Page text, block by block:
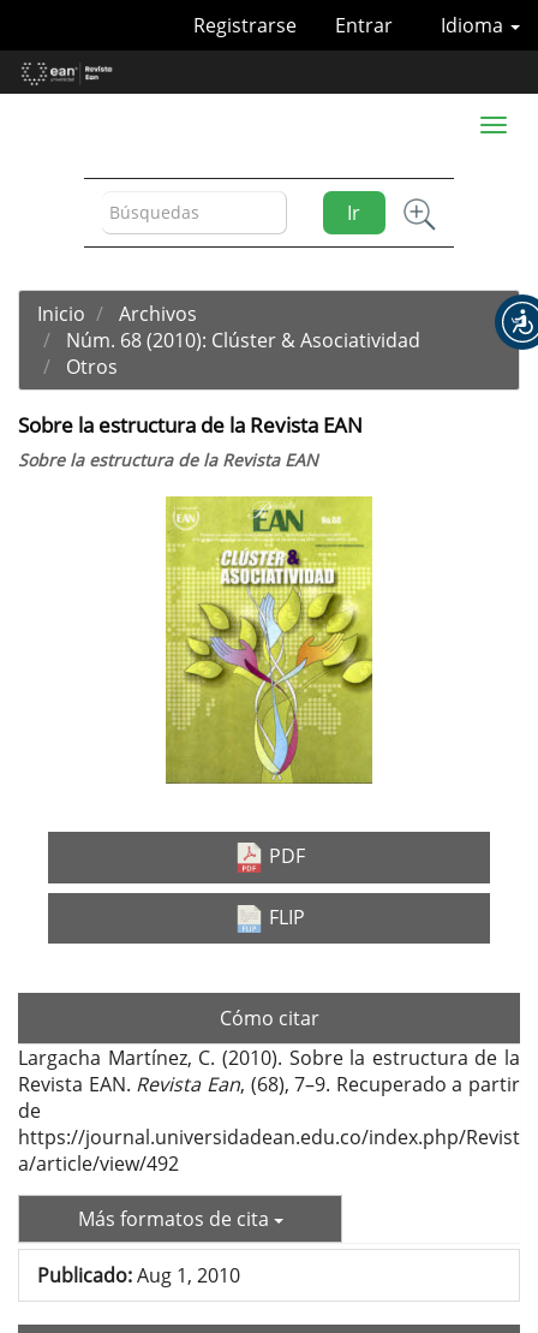
Contenido
principal
Idioma
Registrarse Entrar
Ir
Toggle
Inicio
Archivos
Núm. 68 (2010): Clúster & Asociatividad
Otros
Sobre la estructura de la Revista EAN
Sobre la estructura de la Revista EAN
PDF
FLIP
Cómo citar
Largacha Martínez, C. (2010). Sobre la estructura de la
Revista EAN. Revista Ean, (68), 7–9. Recuperado a partir
de
https://journal.universidadean.edu.co/index.php/Revist
a/article/view/492
Más formatos de cita
Publicado:Aug 1, 2010